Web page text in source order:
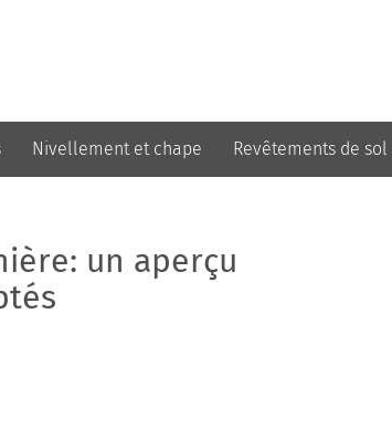
Nivellement et chape Revêtements de sol
un aperçu